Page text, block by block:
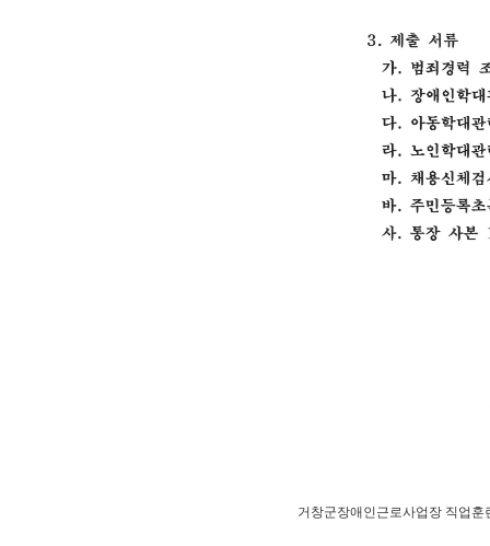
거창군장애인근로사업장 직업